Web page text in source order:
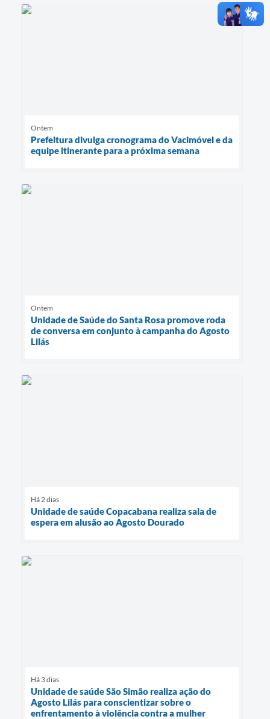
Ontem
Prefeitura divulga cronograma do Vacimóvel e da
equipe itinerante para a próxima semana
Ontem
Unidade de Saúde do Santa Rosa promove roda
de conversa em conjunto à campanha do Agosto
Lilás
Há 2 dias
Unidade de saúde Copacabana realiza sala de
espera em alusão ao Agosto Dourado
Há 3 dias
Unidade de saúde São Simão realiza ação do
Agosto Lilás para conscientizar sobre o
enfrentamento à violência contra a mulher